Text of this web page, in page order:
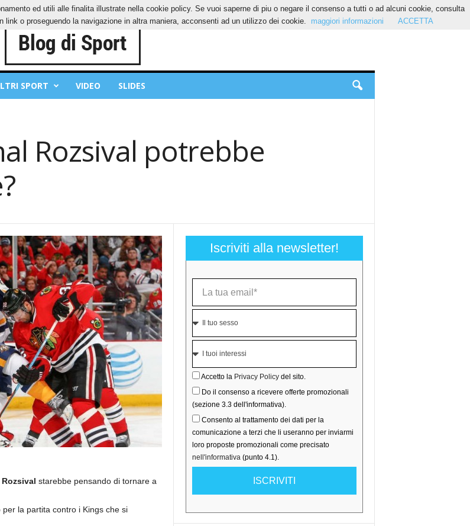
SPORT VIDEO SLIDES
Rozsival potrebbe
starebbe pensando di tornare a
la partita contro i Kings che si
Iscriviti alla newsletter!
Accetto la Privacy Policydel sito.
Do il consenso a ricevere offerte promozionali
(sezione 3.3 dell'informativa).
Consento al trattamento dei dati per la
comunicazione a terzi che li useranno per inviarmi
loro proposte promozionali come precisato
nell'informativa(punto 4.1).
ISCRIVITI
ed utili alle finalita illustrate nella cookie policy. Se vuoi saperne di piu o negare il consenso a tutti o ad alcuni cookie, consulta
o proseguendo la navigazione in altra maniera, acconsenti ad un utilizzo dei cookie.
maggiori informazioni ACCETTA